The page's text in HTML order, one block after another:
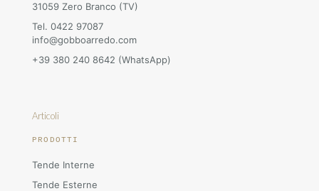
31059 Zero Branco (TV)
Tel. 0422 97087
info@gobboarredo.com
+39 380 240 8642 (WhatsApp)
Articoli
PRODOTTI
Tende Interne
Tende Esterne